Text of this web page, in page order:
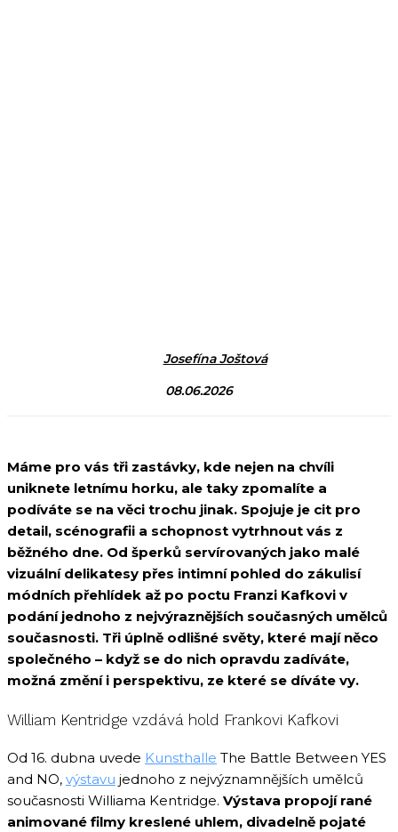
Josefína Joštová
08.06.2026
Máme pro vás tři zastávky, kde nejen na chvíli
uniknete letnímu horku, ale taky zpomalíte a
podíváte se na věci trochu jinak. Spojuje je cit pro
detail, scénografii a schopnost vytrhnout vás z
běžného dne. Od šperků servírovaných jako malé
vizuální delikatesy přes intimní pohled do zákulisí
módních přehlídek až po poctu Franzi Kafkovi v
podání jednoho z nejvýraznějších současných umělců
současnosti. Tři úplně odlišné světy, které mají něco
společného – když se do nich opravdu zadíváte,
možná změní i perspektivu, ze které se díváte vy.
William Kentridge vzdává hold Frankovi Kafkovi
Od 16. dubna uvede Kunsthalle The Battle Between YES
and NO, výstavu jednoho z nejvýznamnějších umělců
současnosti Williama Kentridge. Výstava propojí rané
animované filmy kreslené uhlem, divadelně pojaté